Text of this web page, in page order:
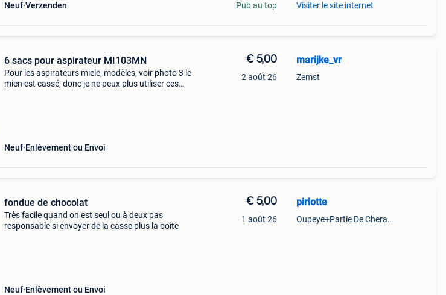
Neuf Verzenden Pub au top Visiter le site internet
6 sacs pour aspirateur MI103MN
Pour les aspirateurs miele, modèles, voir photo 3 le
mien est cassé, donc je ne peux plus utiliser ces
Neuf Enlèvement ou Envoi
€ 5,00
2 août 26
marijke_vr
Zemst
fondue de chocolat
Très facile quand on est seul ou à deux pas
responsable si envoyer de la casse plus la boite
Neuf Enlèvement ou Envoi
€ 5,00
1 août 26
pirlotte
Oupeye+Partie De Cheratte, Herstal Et Wandre